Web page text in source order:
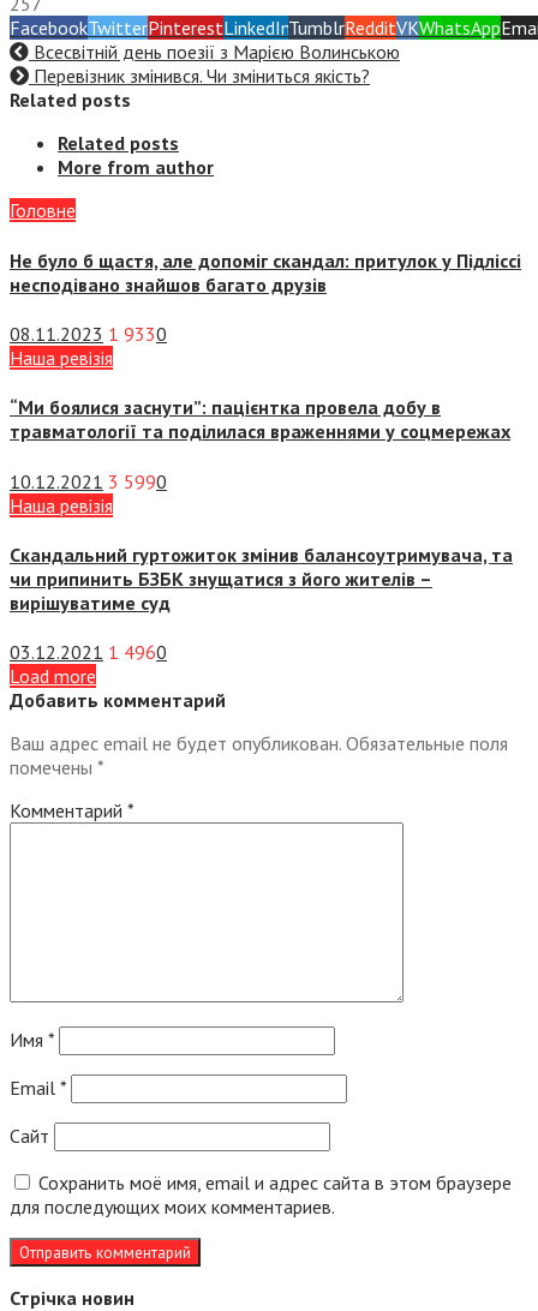
FacebookTwitterPinterestLinkedInTumblrRedditVKWhatsApp
Всесвітній день поезії з Марією Волинською
Перевізник змінився. Чи зміниться якість?
Related posts
Related posts
More from author
Головне
Не було б щастя, але допоміг скандал: притулок у Підліссі
несподівано знайшов багато друзів
08.11.2023 1 9330
Наша ревізія
“Ми боялися заснути”: пацієнтка провела добу в
травматології та поділилася враженнями у соцмережах
10.12.2021 3 5990
Наша ревізія
Скандальний гуртожиток змінив балансоутримувача, та
чи припинить БЗБК знущатися з його жителів –
вирішуватиме суд
03.12.2021 1 4960
Load more
Добавить комментарий
Ваш адрес email не будет опубликован. Обязательные поля
помечены *
Комментарий *
Имя *
Email *
Сайт
Сохранить моё имя, email и адрес сайта в этом браузере
для последующих моих комментариев.
Стрічка новин